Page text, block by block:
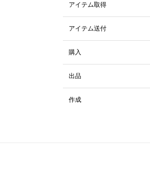
アイテム取得
アイテム送付
購入
出品
作成